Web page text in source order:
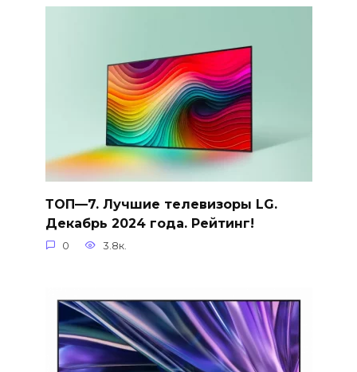
ТОП—7. Лучшие телевизоры LG.
Декабрь 2024 года. Рейтинг!
0 3.8к.